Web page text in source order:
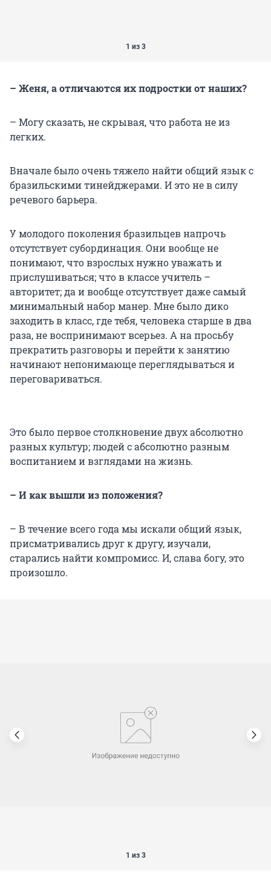
1 из 3
– Женя, а отличаются их подростки от наших?
– Могу сказать, не скрывая, что работа не из
легких.
Вначале было очень тяжело найти общий язык с
бразильскими тинейджерами. И это не в силу
речевого барьера.
У молодого поколения бразильцев напрочь
отсутствует субординация. Они вообще не
понимают, что взрослых нужно уважать и
прислушиваться; что в классе учитель –
авторитет; да и вообще отсутствует даже самый
минимальный набор манер. Мне было дико
заходить в класс, где тебя, человека старше в два
раза, не воспринимают всерьез. А на просьбу
прекратить разговоры и перейти к занятию
начинают непонимающе переглядываться и
переговариваться.
Это было первое столкновение двух абсолютно
разных культур; людей с абсолютно разным
воспитанием и взглядами на жизнь.
– И как вышли из положения?
– В течение всего года мы искали общий язык,
присматривались друг к другу, изучали,
старались найти компромисс. И, слава богу, это
произошло.
1 из 3